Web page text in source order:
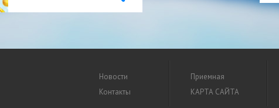
Новости
Контакты
Приемная
КАРТА САЙТА